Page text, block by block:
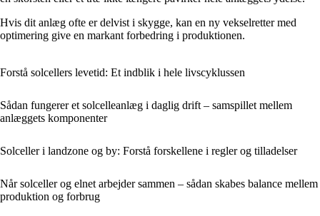
Hvis dit anlæg ofte er delvist i skygge, kan en ny vekselretter med
optimering give en markant forbedring i produktionen.
Forstå solcellers levetid: Et indblik i hele livscyklussen
Sådan fungerer et solcelleanlæg i daglig drift – samspillet mellem
anlæggets komponenter
Solceller i landzone og by: Forstå forskellene i regler og tilladelser
Når solceller og elnet arbejder sammen – sådan skabes balance mellem
produktion og forbrug